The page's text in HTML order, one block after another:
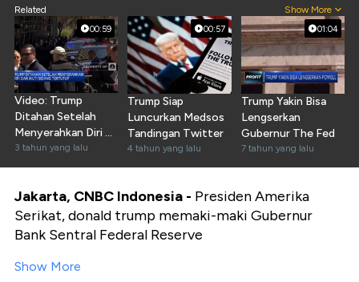
Related Show More
00:59
Video: Trump
Ditahan Setelah
Menyerahkan Diri &
Ikuti Sidang
3 tahun yang lalu
00:57
Trump Siap
Luncurkan Medsos
Tandingan Twitter
4 tahun yang lalu
01:04
Trump Yakin Bisa
Lengserkan
Gubernur The Fed
7 tahun yang lalu
Jakarta, CNBC Indonesia - Presiden Amerika
Serikat,donald trump memaki-maki Gubernur
Bank Sentral Federal Reserve
Show More